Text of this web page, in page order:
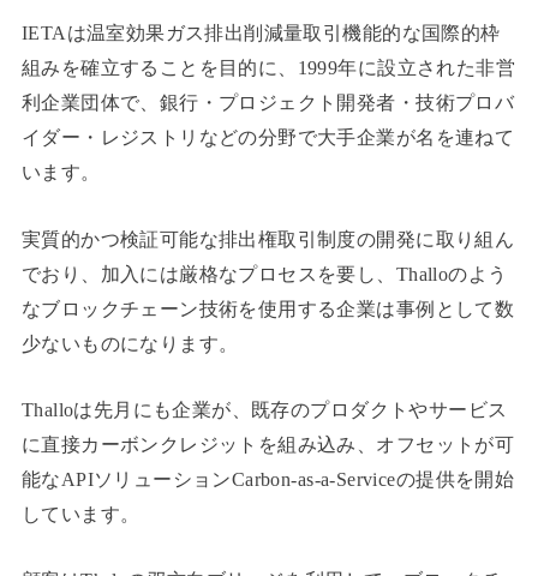
IETAは温室効果ガス排出削減量取引機能的な国際的枠
組みを確立することを目的に、1999年に設立された非営
利企業団体で、銀行・プロジェクト開発者・技術プロバ
イダー・レジストリなどの分野で大手企業が名を連ねて
います。
実質的かつ検証可能な排出権取引制度の開発に取り組ん
でおり、加入には厳格なプロセスを要し、Thalloのよう
なブロックチェーン技術を使用する企業は事例として数
少ないものになります。
Thalloは先月にも企業が、既存のプロダクトやサービス
に直接カーボンクレジットを組み込み、オフセットが可
能なAPIソリューションCarbon-as-a-Serviceの提供を開始
しています。